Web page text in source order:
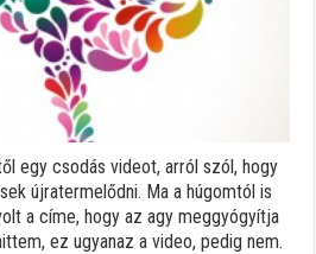
egy csodás videot, arról szól, hogy
újratermelődni. Ma a húgomtól is
a címe, hogy az agy meggyógyítja
ez ugyanaz a video, pedig nem.